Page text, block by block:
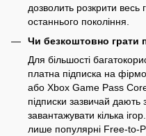
дозволить розкрити весь
останнього покоління.
Чи безкоштовно грати
Для більшості
платна підписка на
або Xbox Game Pass
підписки зазвичай
завантажувати кілька
лише популярні Free-to-